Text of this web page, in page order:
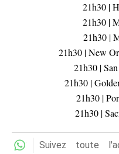
21h30 |
21h30 |
21h30 |
21h30 | New
21h30 |
21h30 |
21h30 |
21h30 |
Suivez toute